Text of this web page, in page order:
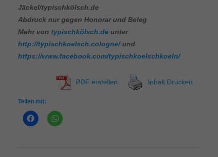
Jäckel/typischkölsch.de
Abdruck nur gegen Honorar und Beleg
Mehr von typischkölsch.deunter
http://typischkoelsch.cologne/und
https://www.facebook.com/typischkoelschkoeln/
PDF erstellen Inhalt Drucken
Teilen mit: